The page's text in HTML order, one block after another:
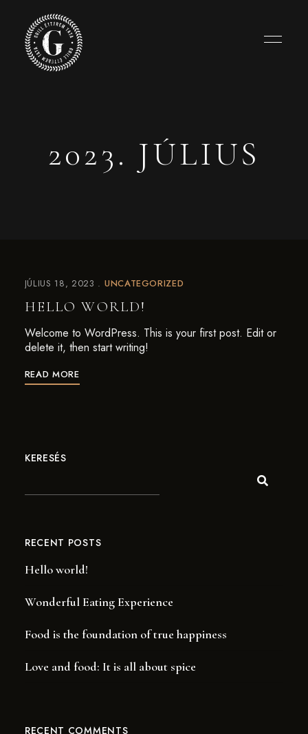
2023. JÚLIUS
JÚLIUS 18, 2023 UNCATEGORIZED
HELLO WORLD!
Welcome to WordPress. This is your first post. Edit or
delete it, then start writing!
READ MORE
KERESÉS
RECENT POSTS
Hello world!
Wonderful Eating Experience
Food is the foundation of true happiness
Love and food: It is all about spice
RECENT COMMENTS